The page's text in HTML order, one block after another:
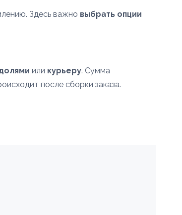
Здесь важно выбрать опции
или курьеру. Сумма
после сборки заказа.